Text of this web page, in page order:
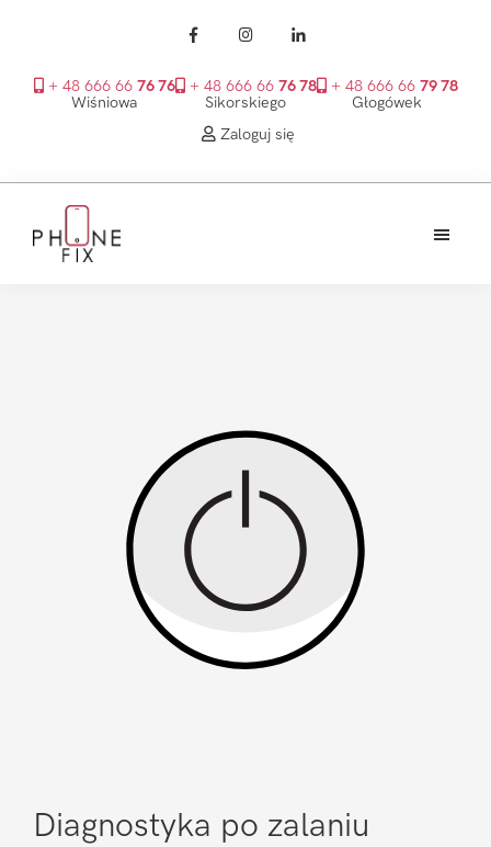
+ 48 666 66 76 76
Wiśniowa
+ 48 666 66 76 78
Sikorskiego
+ 48 666 66 79 78
Głogówek
Zaloguj się
głównego
Diagnostyka po zalaniu